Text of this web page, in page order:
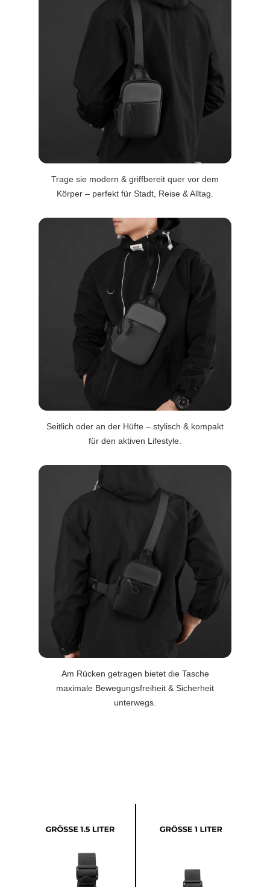
Trage sie modern & griffbereit quer vor dem
Körper – perfekt für Stadt, Reise & Alltag.
Seitlich oder an der Hüfte – stylisch & kompakt
für den aktiven Lifestyle.
Am Rücken getragen bietet die Tasche
maximale Bewegungsfreiheit & Sicherheit
unterwegs.